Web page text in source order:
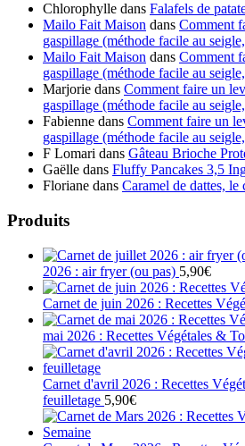
Chlorophylle dans Falafels de
Mailo Fait Maison dans Comment
gaspillage (méthode facile au
Mailo Fait Maison dans Comment
gaspillage (méthode facile au
Marjorie dans Comment faire un
gaspillage (méthode facile au
Fabienne dans Comment faire un
gaspillage (méthode facile au
F Lomari dans Gâteau Brioche
Gaëlle dans Fluffy Pancakes 3,5
Floriane dans Caramel de dattes, le
Produits
2026 : air fryer (ou pas) 5,90€
Carnet de juin 2026 : Recettes
mai 2026 : Recettes Végétales &
Carnet d'avril 2026 : Recettes
feuilletage 5,90€